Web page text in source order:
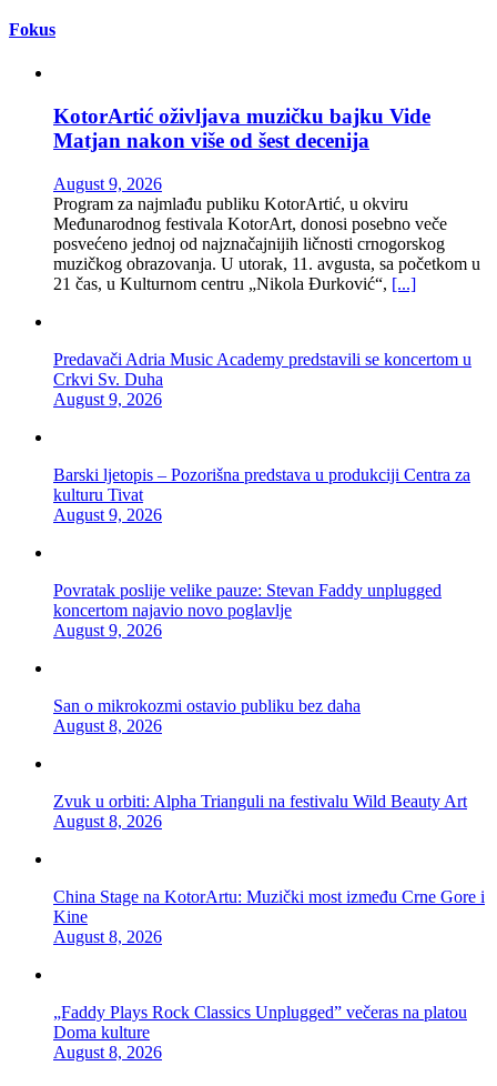
Fokus
KotorArtić oživljava muzičku bajku Vide
Matjan nakon više od šest decenija
August 9, 2026
Program za najmlađu publiku KotorArtić, u okviru
Međunarodnog festivala KotorArt, donosi posebno veče
posvećeno jednoj od najznačajnijih ličnosti crnogorskog
muzičkog obrazovanja. U utorak, 11. avgusta, sa početkom u
21 čas, u Kulturnom centru „Nikola Đurković“, [...]
Predavači Adria Music Academy predstavili se koncertom u
Crkvi Sv. Duha
August 9, 2026
Barski ljetopis – Pozorišna predstava u produkciji Centra za
kulturu Tivat
August 9, 2026
Povratak poslije velike pauze: Stevan Faddy unplugged
koncertom najavio novo poglavlje
August 9, 2026
San o mikrokozmi ostavio publiku bez daha
August 8, 2026
Zvuk u orbiti: Alpha Trianguli na festivalu Wild Beauty Art
August 8, 2026
China Stage na KotorArtu: Muzički most između Crne Gore i
Kine
August 8, 2026
„Faddy Plays Rock Classics Unplugged” večeras na platou
Doma kulture
August 8, 2026